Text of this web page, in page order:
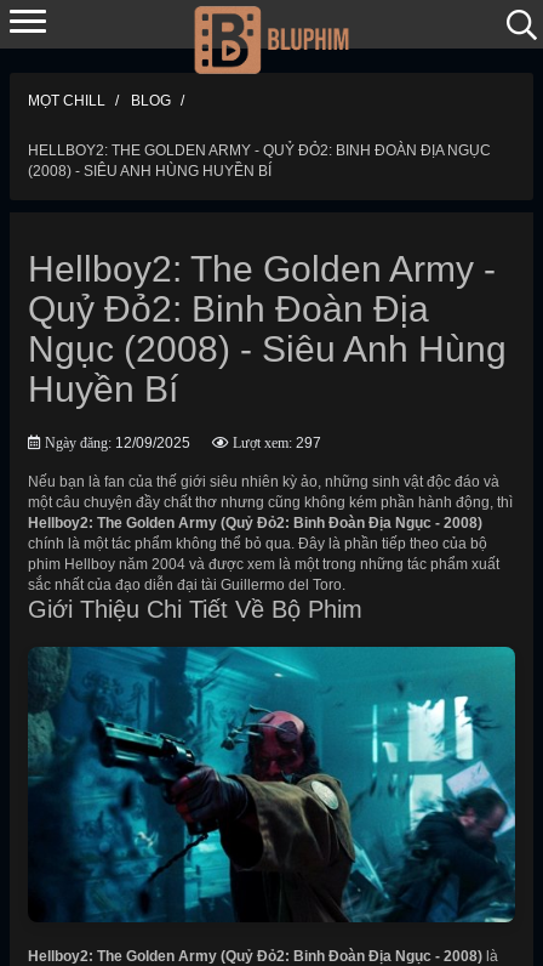
MỌT CHILL BLOG
HELLBOY2: THE GOLDEN ARMY - QUỶ ĐỎ2: BINH ĐOÀN ĐỊA NGỤC
(2008) - SIÊU ANH HÙNG HUYỀN BÍ
Hellboy2: The Golden Army -
Quỷ Đỏ2: Binh Đoàn Địa
Ngục (2008) - Siêu Anh Hùng
Huyền Bí
Ngày đăng: 12/09/2025 Lượt xem: 297
Nếu bạn là fan của thế giới siêu nhiên kỳ ảo, những sinh vật độc đáo và
một câu chuyện đầy chất thơ nhưng cũng không kém phần hành động, thì
Hellboy2: The Golden Army (Quỷ Đỏ2: Binh Đoàn Địa Ngục - 2008)
chính là một tác phẩm không thể bỏ qua. Đây là phần tiếp theo của bộ
phim Hellboy năm 2004 và được xem là một trong những tác phẩm xuất
sắc nhất của đạo diễn đại tài Guillermo del Toro.
Giới Thiệu Chi Tiết Về Bộ Phim
Hellboy2: The Golden Army (Quỷ Đỏ2: Binh Đoàn Địa Ngục - 2008) là